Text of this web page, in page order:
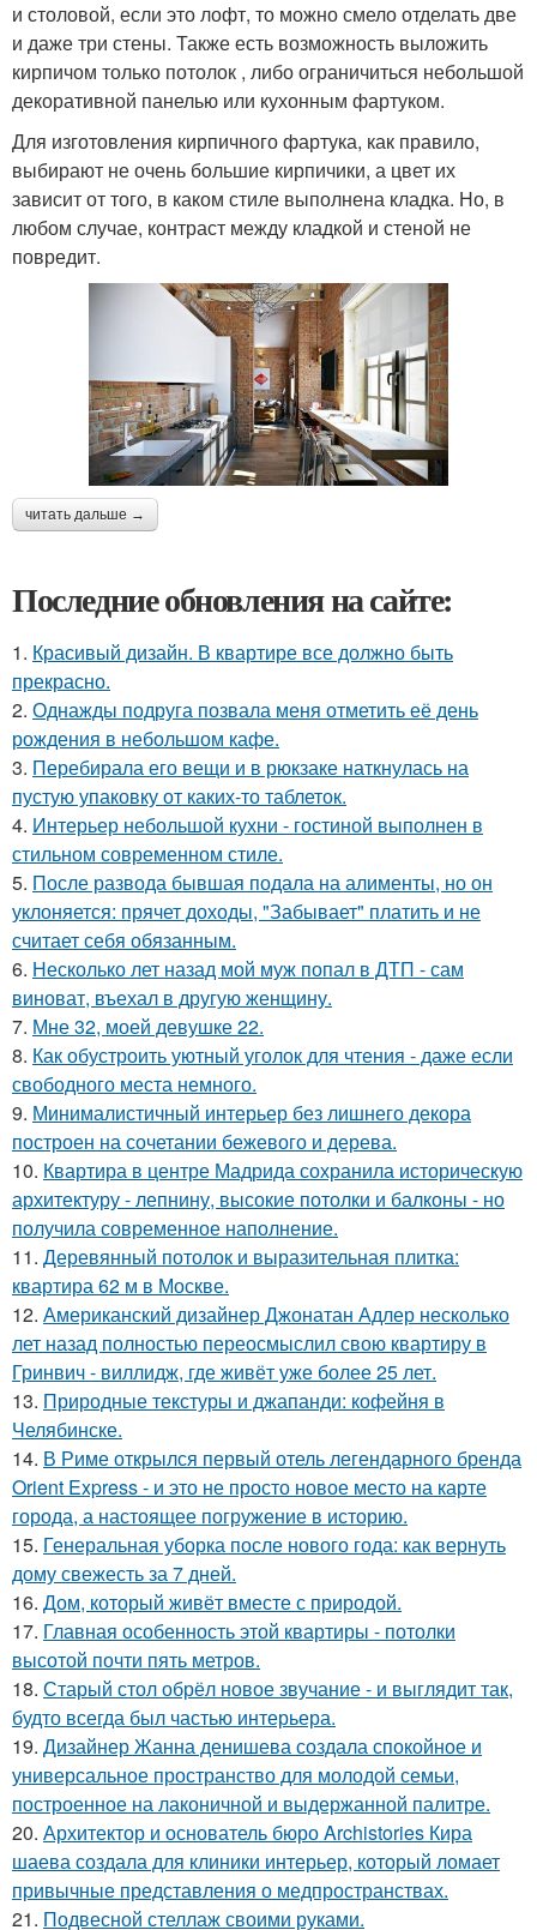
и столовой, если это лофт, то можно смело отделать две
и даже три стены. Также есть возможность выложить
кирпичом только потолок , либо ограничиться небольшой
декоративной панелью или кухонным фартуком.
Для изготовления кирпичного фартука, как правило,
выбирают не очень большие кирпичики, а цвет их
зависит от того, в каком стиле выполнена кладка. Но, в
любом случае, контраст между кладкой и стеной не
повредит.
читать дальше →
Последние обновления на сайте:
1. Красивый дизайн. В квартире все должно быть
прекрасно.
2. Однажды подруга позвала меня отметить её день
рождения в небольшом кафе.
3. Перебирала его вещи и в рюкзаке наткнулась на
пустую упаковку от каких-то таблеток.
4. Интерьер небольшой кухни - гостиной выполнен в
стильном современном стиле.
5. После развода бывшая подала на алименты, но он
уклоняется: прячет доходы, "Забывает" платить и не
считает себя обязанным.
6. Несколько лет назад мой муж попал в ДТП - сам
виноват, въехал в другую женщину.
7. Мне 32, моей девушке 22.
8. Как обустроить уютный уголок для чтения - даже если
свободного места немного.
9. Минималистичный интерьер без лишнего декора
построен на сочетании бежевого и дерева.
10. Квартира в центре Мадрида сохранила историческую
архитектуру - лепнину, высокие потолки и балконы - но
получила современное наполнение.
11. Деревянный потолок и выразительная плитка:
квартира 62 м в Москве.
12. Американский дизайнер Джонатан Адлер несколько
лет назад полностью переосмыслил свою квартиру в
Гринвич - виллидж, где живёт уже более 25 лет.
13. Природные текстуры и джапанди: кофейня в
Челябинске.
14. В Риме открылся первый отель легендарного бренда
Orient Express - и это не просто новое место на карте
города, а настоящее погружение в историю.
15. Генеральная уборка после нового года: как вернуть
дому свежесть за 7 дней.
16. Дом, который живёт вместе с природой.
17. Главная особенность этой квартиры - потолки
высотой почти пять метров.
18. Старый стол обрёл новое звучание - и выглядит так,
будто всегда был частью интерьера.
19. Дизайнер Жанна денишева создала спокойное и
универсальное пространство для молодой семьи,
построенное на лаконичной и выдержанной палитре.
20. Архитектор и основатель бюро Archistories Кира
шаева создала для клиники интерьер, который ломает
привычные представления о медпространствах.
21. Подвесной стеллаж своими руками.